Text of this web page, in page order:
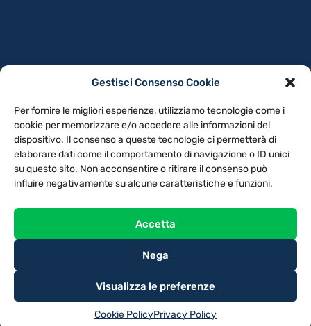
Gestisci Consenso Cookie
Per fornire le migliori esperienze, utilizziamo tecnologie come i
cookie per memorizzare e/o accedere alle informazioni del
dispositivo. Il consenso a queste tecnologie ci permetterà di
elaborare dati come il comportamento di navigazione o ID unici
su questo sito. Non acconsentire o ritirare il consenso può
influire negativamente su alcune caratteristiche e funzioni.
Accetta
Nega
Visualizza le preferenze
Cookie PolicyPrivacy Policy
NOTE LEGALI
CONTATTACI PREFERENZE
TV LIBERA S.P.A.
Via Monteleonese 95/21 – 51100 Pistoia (PT)
Tel. 0573.9136 / Fax 0573.913615